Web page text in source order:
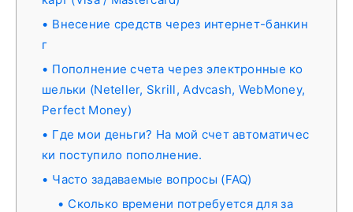
Внесение средств через интернет-банкин
г
Пополнение счета через электронные ко
шельки (Neteller, Skrill, Advcash, WebMoney,
Perfect Money)
Где мои деньги? На мой счет автоматичес
ки поступило пополнение.
Часто задаваемые вопросы (FAQ)
Сколько времени потребуется для за